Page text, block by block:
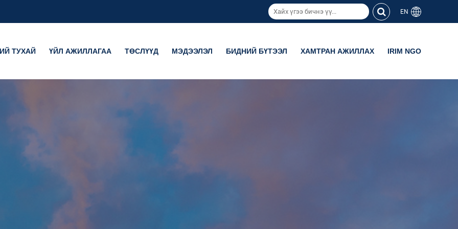
EN
ТУХАЙ ҮЙЛ АЖИЛЛАГАА ТӨСЛҮҮД МЭДЭЭЛЭЛ БИДНИЙ БҮТЭЭЛ ХАМТРАН АЖИЛЛАХ IRIM NGO